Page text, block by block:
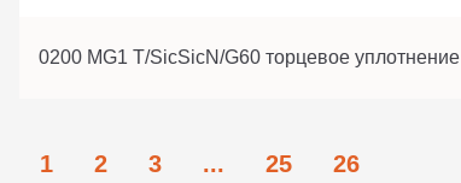
0200 MG1 T/SicSicN/G60 торцевое уплотнение
1 2 3 ... 25 26